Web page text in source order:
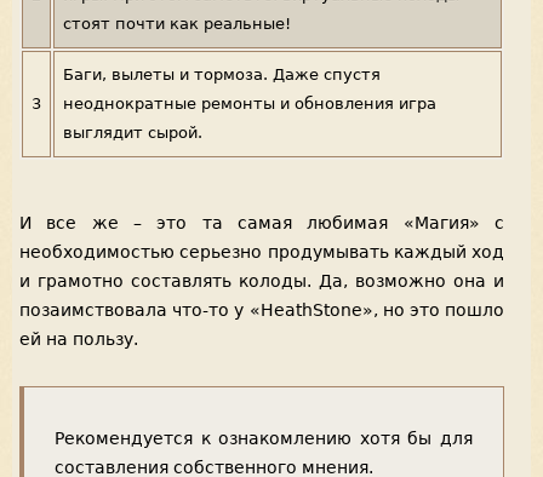
стоят почти как реальные!
3
Баги, вылеты и тормоза. Даже спустя
неоднократные ремонты и обновления игра
выглядит сырой.
И все же – это та самая любимая «Магия» с
необходимостью серьезно продумывать каждый ход
и грамотно составлять колоды. Да, возможно она и
позаимствовала что-то у «HeathStone», но это пошло
ей на пользу.
Рекомендуется к ознакомлению хотя бы для
составления собственного мнения.